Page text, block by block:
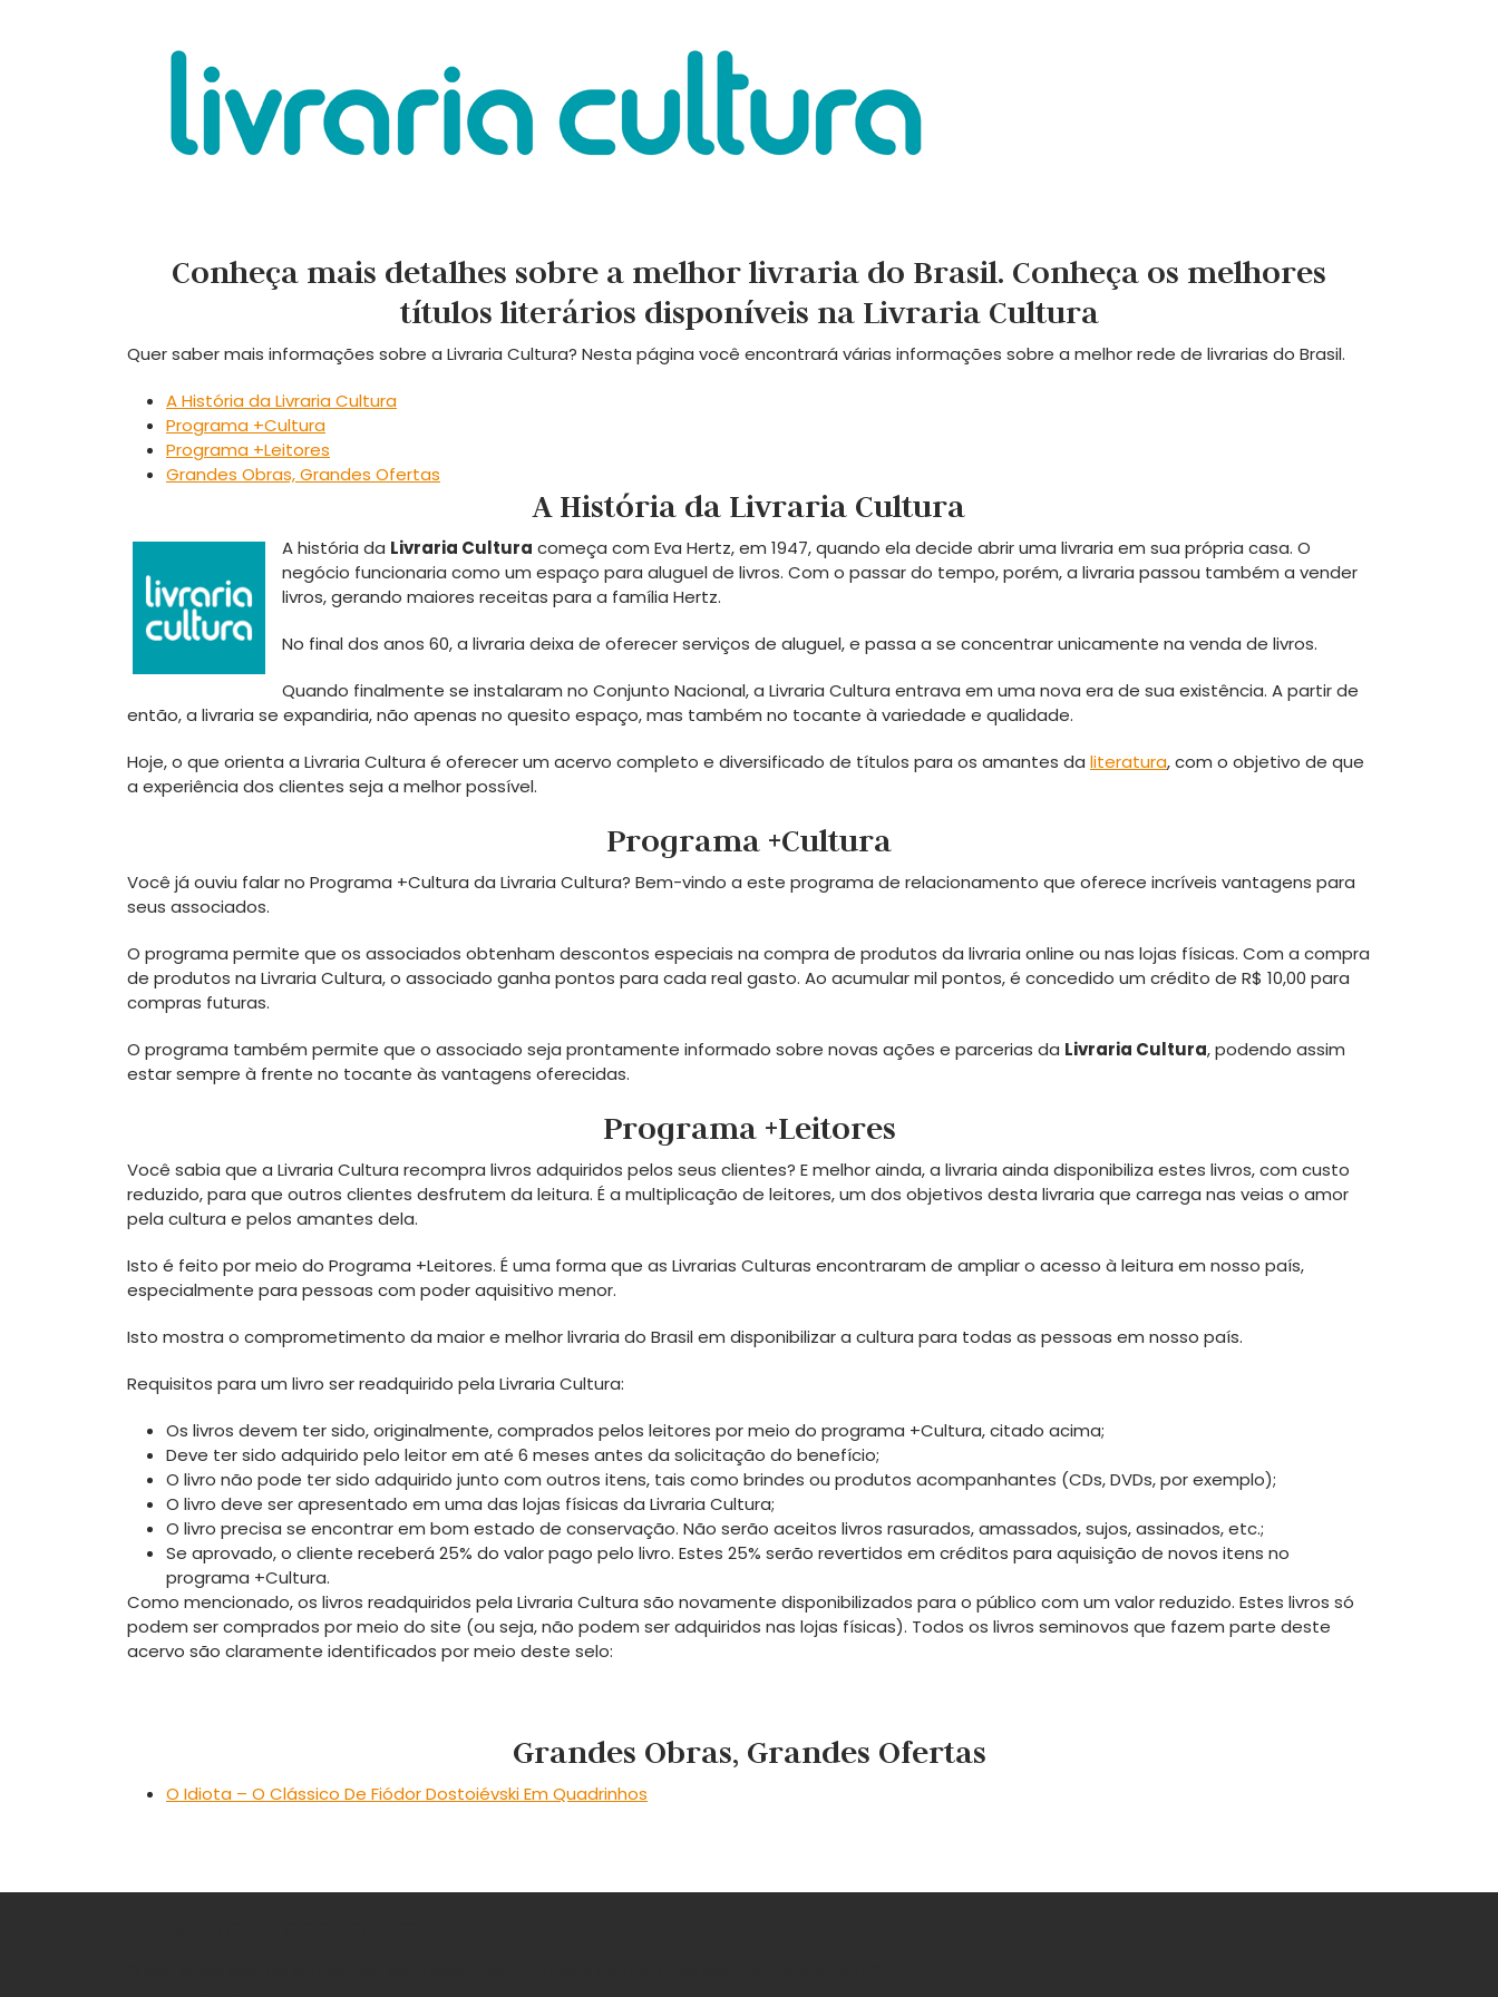
Conheça mais detalhes sobre a melhor livraria do Brasil. Conheça os melhores
títulos literários disponíveis na Livraria Cultura
Quer saber mais informações sobre a Livraria Cultura? Nesta página você encontrará várias informações sobre a melhor rede de livrarias do Brasil.
A História da Livraria Cultura
Programa +Cultura
Programa +Leitores
Grandes Obras, Grandes Ofertas
A História da Livraria Cultura
A história da Livraria Cultura começa com Eva Hertz, em 1947, quando ela decide abrir uma livraria em sua própria casa. O
negócio funcionaria como um espaço para aluguel de livros. Com o passar do tempo, porém, a livraria passou também a vender
livros, gerando maiores receitas para a família Hertz.
No final dos anos 60, a livraria deixa de oferecer serviços de aluguel, e passa a se concentrar unicamente na venda de livros.
Quando finalmente se instalaram no Conjunto Nacional, a Livraria Cultura entrava em uma nova era de sua existência. A partir de
então, a livraria se expandiria, não apenas no quesito espaço, mas também no tocante à variedade e qualidade.
Hoje, o que orienta a Livraria Cultura é oferecer um acervo completo e diversificado de títulos para os amantes da literatura, com o objetivo de que
a experiência dos clientes seja a melhor possível.
Programa +Cultura
Você já ouviu falar no Programa +Cultura da Livraria Cultura? Bem-vindo a este programa de relacionamento que oferece incríveis vantagens para
seus associados.
O programa permite que os associados obtenham descontos especiais na compra de produtos da livraria online ou nas lojas físicas. Com a compra
de produtos na Livraria Cultura, o associado ganha pontos para cada real gasto. Ao acumular mil pontos, é concedido um crédito de R$ 10,00 para
compras futuras.
O programa também permite que o associado seja prontamente informado sobre novas ações e parcerias da Livraria Cultura, podendo assim
estar sempre à frente no tocante às vantagens oferecidas.
Programa +Leitores
Você sabia que a Livraria Cultura recompra livros adquiridos pelos seus clientes? E melhor ainda, a livraria ainda disponibiliza estes livros, com custo
reduzido, para que outros clientes desfrutem da leitura. É a multiplicação de leitores, um dos objetivos desta livraria que carrega nas veias o amor
pela cultura e pelos amantes dela.
Isto é feito por meio do Programa +Leitores. É uma forma que as Livrarias Culturas encontraram de ampliar o acesso à leitura em nosso país,
especialmente para pessoas com poder aquisitivo menor.
Isto mostra o comprometimento da maior e melhor livraria do Brasil em disponibilizar a cultura para todas as pessoas em nosso país.
Requisitos para um livro ser readquirido pela Livraria Cultura:
Os livros devem ter sido, originalmente, comprados pelos leitores por meio do programa +Cultura, citado acima;
Deve ter sido adquirido pelo leitor em até 6 meses antes da solicitação do benefício;
O livro não pode ter sido adquirido junto com outros itens, tais como brindes ou produtos acompanhantes (CDs, DVDs, por exemplo);
O livro deve ser apresentado em uma das lojas físicas da Livraria Cultura;
O livro precisa se encontrar em bom estado de conservação. Não serão aceitos livros rasurados, amassados, sujos, assinados, etc.;
Se aprovado, o cliente receberá 25% do valor pago pelo livro. Estes 25% serão revertidos em créditos para aquisição de novos itens no
programa +Cultura.
Como mencionado, os livros readquiridos pela Livraria Cultura são novamente disponibilizados para o público com um valor reduzido. Estes livros só
podem ser comprados por meio do site (ou seja, não podem ser adquiridos nas lojas físicas). Todos os livros seminovos que fazem parte deste
acervo são claramente identificados por meio deste selo:
Grandes Obras, Grandes Ofertas
O Idiota – O Clássico De Fiódor Dostoiévski Em Quadrinhos